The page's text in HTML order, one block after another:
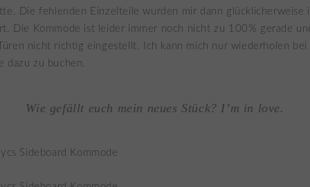
Die fehlenden Einzelteile wurden mir dann glücklicherweise
Die Kommode ist leider immer noch nicht zu 100% gerade
nicht richtig eingestellt. Ich kann mich nur wiederholen bei
dazu zu buchen.
Wie gefällt euch mein neues Stück? I’m in love.